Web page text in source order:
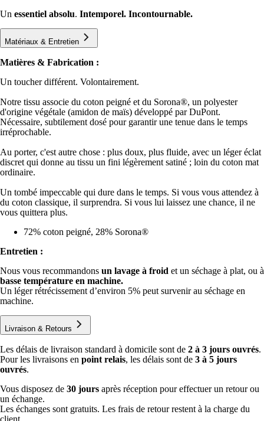
Un essentiel absolu. Intemporel. Incontournable.
Matériaux & Entretien
Matières & Fabrication :
Un toucher différent. Volontairement.
Notre tissu associe du coton peigné et du Sorona®️, un polyester
d'origine végétale (amidon de maïs) développé par DuPont.
Nécessaire, subtilement dosé pour garantir une tenue dans le temps
irréprochable.
Au porter, c'est autre chose : plus doux, plus fluide, avec un léger éclat
discret qui donne au tissu un fini légèrement satiné ; loin du coton mat
ordinaire.
Un tombé impeccable qui dure dans le temps. Si vous vous attendez à
du coton classique, il surprendra. Si vous lui laissez une chance, il ne
vous quittera plus.
72% coton peigné, 28% Sorona®
Entretien :
Nous vous recommandons un lavage à froid et un séchage à plat, ou à
basse température en machine.
Un léger rétrécissement d’environ 5% peut survenir au séchage en
machine.
Livraison & Retours
Les délais de livraison standard à domicile sont de 2 à 3 jours ouvrés.
Pour les livraisons en point relais, les délais sont de 3 à 5 jours
ouvrés.
Vous disposez de 30 jours après réception pour effectuer un retour ou
un échange.
Les échanges sont gratuits. Les frais de retour restent à la charge du
client.